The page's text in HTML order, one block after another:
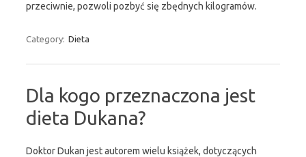
przeciwnie, pozwoli pozbyć się zbędnych kilogramów.
Category: Dieta
Dla kogo przeznaczona jest
dieta Dukana?
Doktor Dukan jest autorem wielu książek, dotyczących